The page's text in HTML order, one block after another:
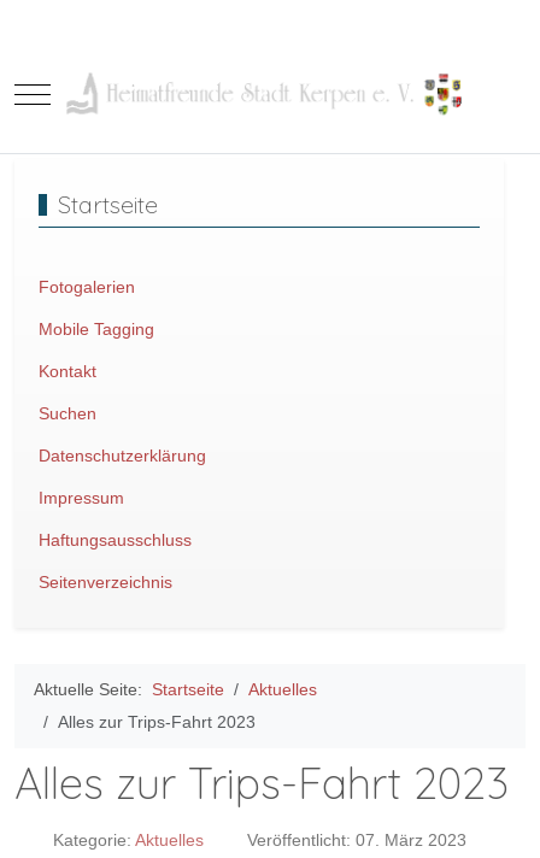
Mobile Menu Toggle
Startseite
Fotogalerien
Mobile Tagging
Kontakt
Suchen
Datenschutzerklärung
Impressum
Haftungsausschluss
Seitenverzeichnis
Aktuelle Seite: Startseite
Aktuelles
Alles zur Trips-Fahrt 2023
Alles zur Trips-Fahrt 2023
Kategorie: Aktuelles Veröffentlicht: 07. März 2023